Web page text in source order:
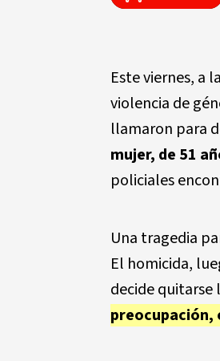
Este viernes, a
violencia de
llamaron para
mujer, de 51
policiales
Una tragedia
El homicida,
decide quitarse
preocupación,